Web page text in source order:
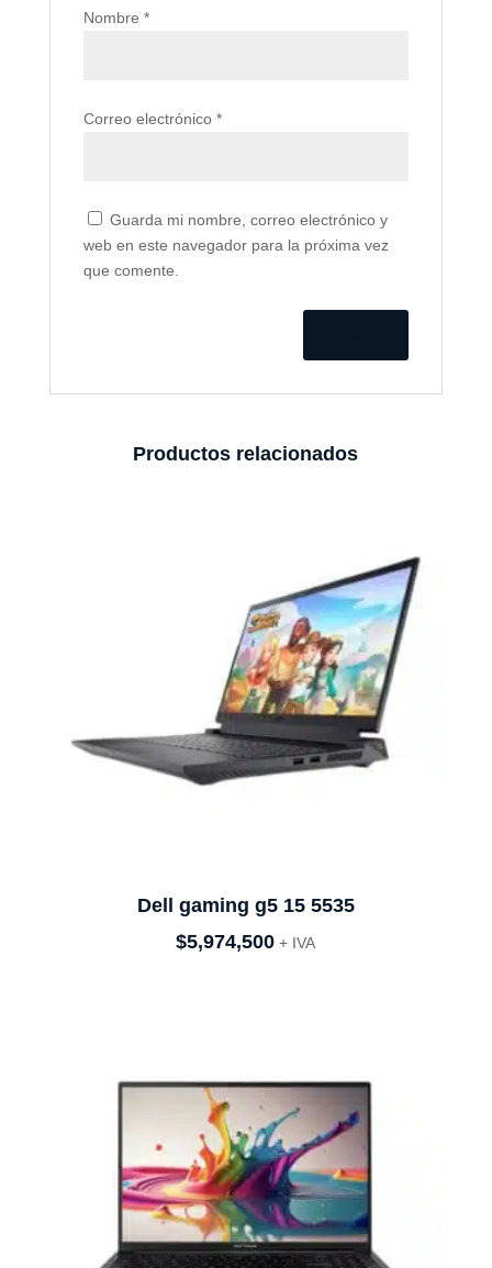
Nombre *
Correo electrónico *
Guarda mi nombre, correo electrónico y
web en este navegador para la próxima vez
que comente.
Productos relacionados
Dell gaming g5 15 5535
$5,974,500 + IVA